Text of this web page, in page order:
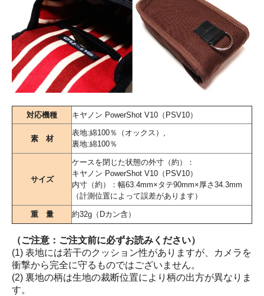
対応機種 キヤノン PowerShot V10（PSV10）
素 材
表地:綿100％（オックス）,
裏地:綿100％
サイズ
ケースを閉じた状態の外寸（約）：
キヤノン PowerShot V10（PSV10）
内寸（約）：幅63.4mm×タテ90mm×厚さ34.3mm
（計測位置によって誤差があります）
重 量 約32g（Dカン含）
（ご注意：ご注文前に必ずお読みください）
(1) 表地には若干のクッション性がありますが、カメラを
衝撃から完全に守るものではございません。
(2) 裏地の柄は生地の裁断位置により柄の出方が異なりま
す。